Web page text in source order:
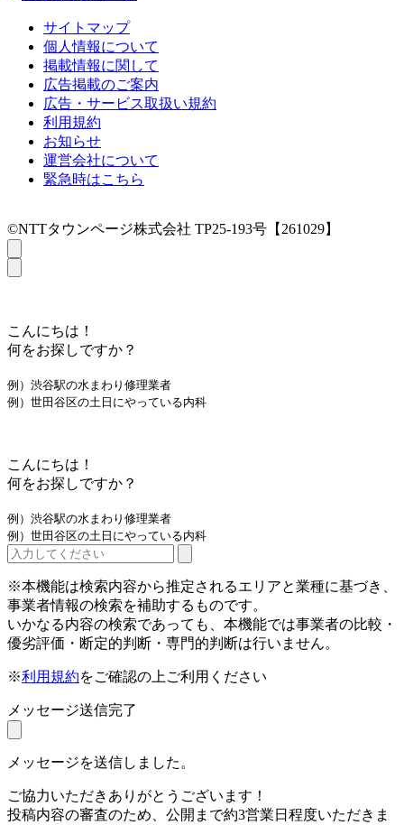
サイトマップ
個人情報について
掲載情報に関して
広告掲載のご案内
広告・サービス取扱い規約
利用規約
お知らせ
運営会社について
緊急時はこちら
©NTTタウンページ株式会社 TP25-193号【261029】
こんにちは！
何をお探しですか？
例）渋谷駅の水まわり修理業者
例）世田谷区の土日にやっている内科
こんにちは！
何をお探しですか？
例）渋谷駅の水まわり修理業者
例）世田谷区の土日にやっている内科
※本機能は検索内容から推定されるエリアと業種に基づき、
事業者情報の検索を補助するものです。
いかなる内容の検索であっても、本機能では事業者の比較・
優劣評価・断定的判断・専門的判断は行いません。
※利用規約をご確認の上ご利用ください
メッセージ送信完了
メッセージを送信しました。
ご協力いただきありがとうございます！
投稿内容の審査のため、公開まで約3営業日程度いただきま